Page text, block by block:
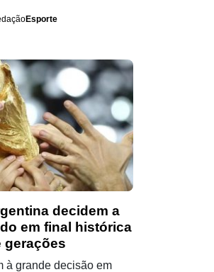
Esporte
decidem a
em final histórica
gerações
à grande decisão em